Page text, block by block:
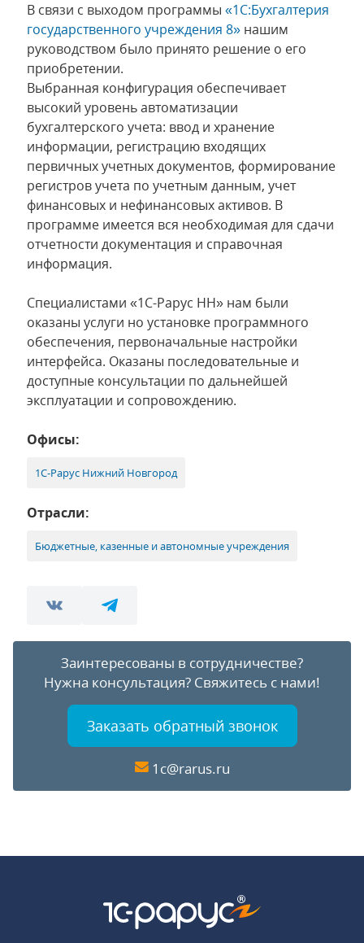
В связи с выходом программы «1С:Бухгалтерия
государственного учреждения 8» нашим
руководством было принято решение о его
приобретении.
Выбранная конфигурация обеспечивает
высокий уровень автоматизации
бухгалтерского учета: ввод и хранение
информации, регистрацию входящих
первичных учетных документов, формирование
регистров учета по учетным данным, учет
финансовых и нефинансовых активов. В
программе имеется вся необходимая для сдачи
отчетности документация и справочная
информация.
Специалистами «1С-Рарус НН» нам были
оказаны услуги но установке программного
обеспечения, первоначальные настройки
интерфейса. Оказаны последовательные и
доступные консультации по дальнейшей
эксплуатации и сопровождению.
Офисы:
1С-Рарус Нижний Новгород
Отрасли:
Бюджетные, казенные и автономные учреждения
Заинтересованы в сотрудничестве?
Нужна консультация? Свяжитесь с нами!
Заказать обратный звонок
1c@rarus.ru